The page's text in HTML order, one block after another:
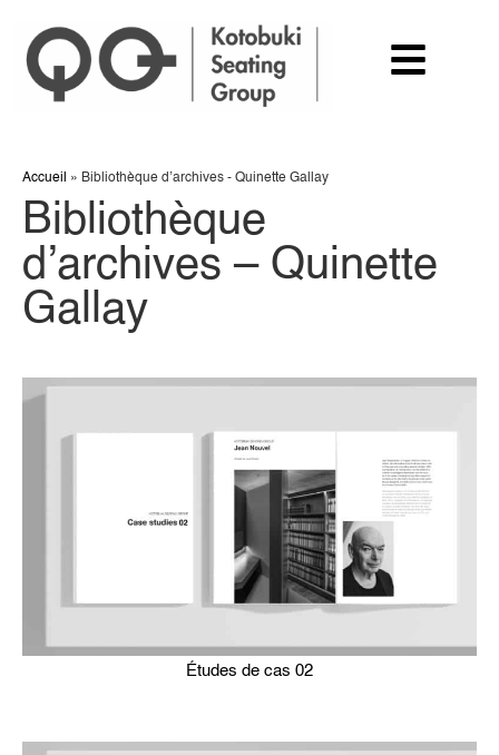
Accueil » Bibliothèque d’archives - Quinette Gallay
Bibliothèque
d’archives – Quinette
Gallay
Études de cas 02